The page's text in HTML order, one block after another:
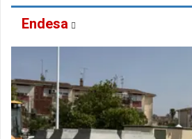
Endesa